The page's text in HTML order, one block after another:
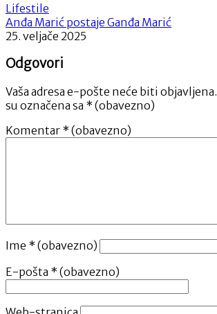
Lifestile
Anđa Marić postaje Ganđa Marić
25. veljače 2025
Odgovori
Vaša adresa e-pošte neće biti objavljena.
su označena sa * (obavezno)
Komentar * (obavezno)
Ime * (obavezno)
E-pošta * (obavezno)